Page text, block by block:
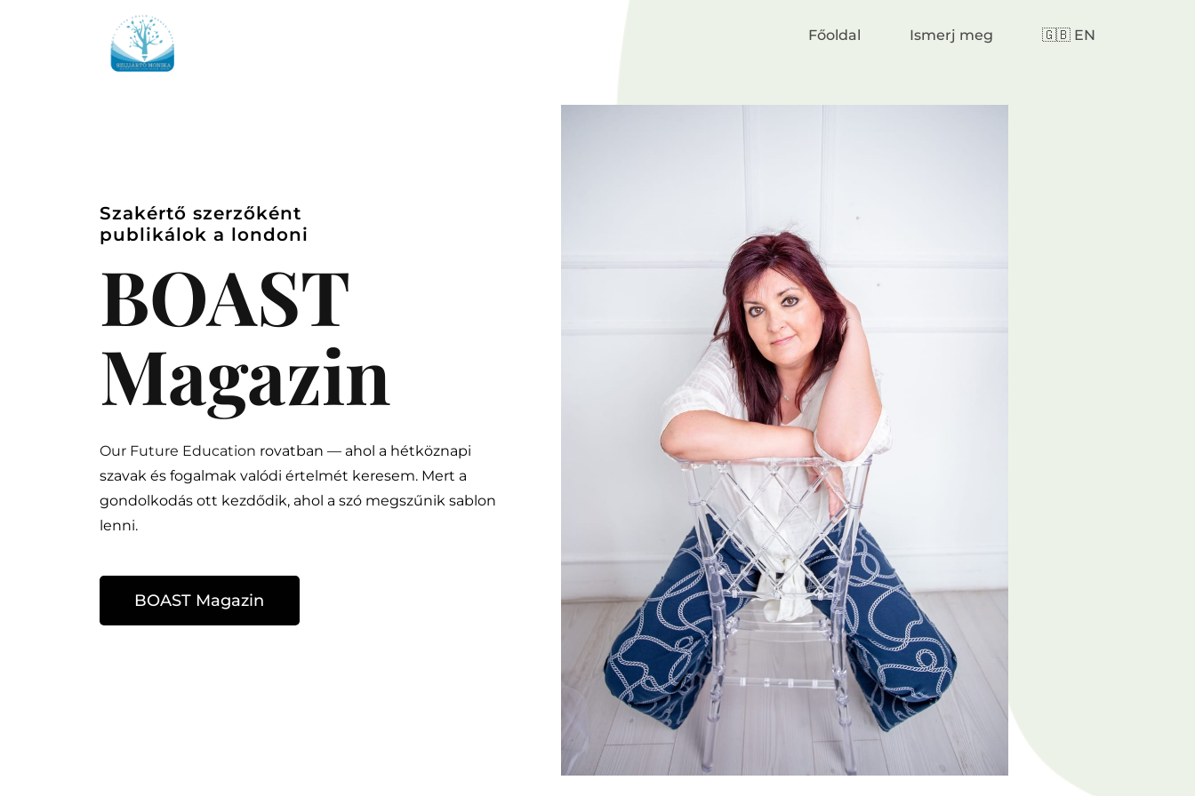
Főoldal Ismerj meg 🇬🇧 EN
Szakértő szerzőként
publikálok a londoni
BOAST
Magazin
Our Future Education rovatban — ahol a hétköznapi
szavak és fogalmak valódi értelmét keresem. Mert a
gondolkodás ott kezdődik, ahol a szó megszűnik sablon
lenni.
BOAST Magazin